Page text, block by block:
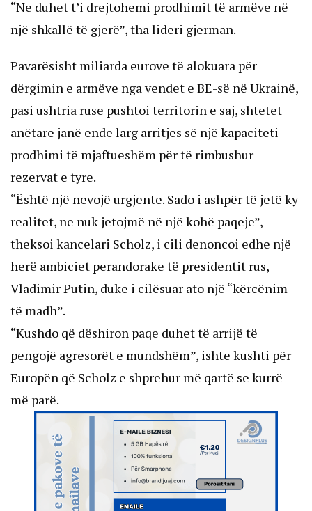
“Ne duhet t’i drejtohemi prodhimit të armëve në
një shkallë të gjerë”, tha lideri gjerman.
Pavarësisht miliarda eurove të alokuara për
dërgimin e armëve nga vendet e BE-së në Ukrainë,
pasi ushtria ruse pushtoi territorin e saj, shtetet
anëtare janë ende larg arritjes së një kapaciteti
prodhimi të mjaftueshëm për të rimbushur
rezervat e tyre.
“Është një nevojë urgjente. Sado i ashpër të jetë ky
realitet, ne nuk jetojmë në një kohë paqeje”,
theksoi kancelari Scholz, i cili denoncoi edhe një
herë ambiciet perandorake të presidentit rus,
Vladimir Putin, duke i cilësuar ato një “kërcënim
të madh”.
“Kushdo që dëshiron paqe duhet të arrijë të
pengojë agresorët e mundshëm”, ishte kushti për
Europën që Scholz e shprehur më qartë se kurrë
më parë.